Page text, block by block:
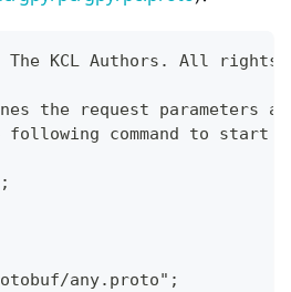
The KCL Authors. All rights
the request parameters
command to start a
any.proto";